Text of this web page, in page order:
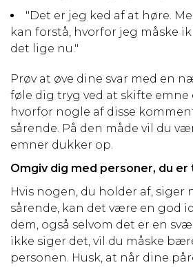
"Det er jeg ked af at høre.
kan forstå, hvorfor jeg måske
det lige nu."
Prøv at øve dine svar med en
føle dig tryg ved at skifte emne
hvorfor nogle af disse
sårende. På den måde vil du
emner dukker op.
Omgiv dig med personer, du er
Hvis nogen, du holder af, siger
sårende, kan det være en god
dem, også selvom det er en
ikke siger det, vil du måske
personen. Husk, at når dine